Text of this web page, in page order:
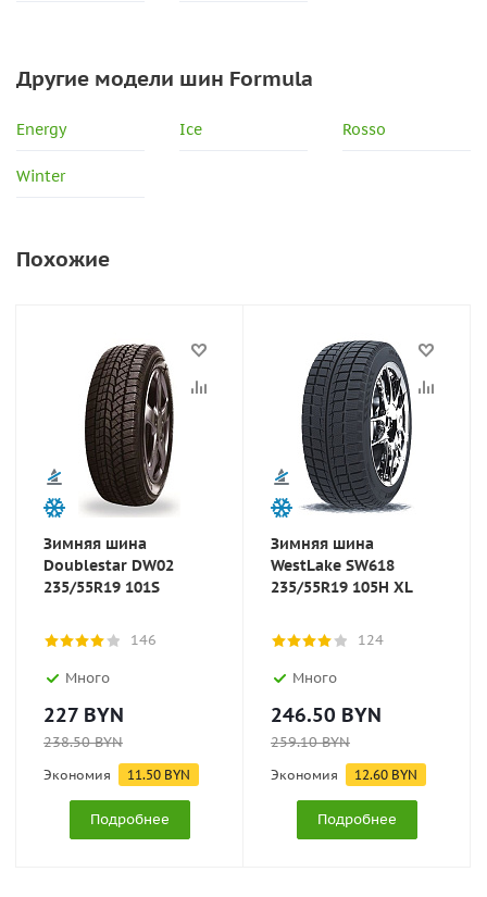
Другие модели шин Formula
Energy Ice Rosso
Winter
Похожие
Зимняя шина
Doublestar DW02
235/55R19 101S
146
Много
227 BYN
238.50BYN
Экономия 11.50 BYN
Подробнее
Зимняя шина
WestLake SW618
235/55R19 105H XL
124
Много
246.50 BYN
259.10BYN
Экономия 12.60 BYN
Подробнее